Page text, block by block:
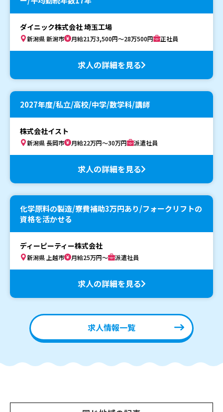
ダイニック株式会社 埼玉工場
新潟県 新潟市 月給21万3,500円～28万500円 正社員
求人の詳細を見る
2027年度/私立/高校/中学/数学科/講師
株式会社イスト
新潟県 長岡市 月給22万円～30万円 派遣社員
求人の詳細を見る
化学原料の製造/寮費補助3万円あり/フォークリフトの
資格を活かせる
ディーピーティー株式会社
新潟県 上越市 月給25万円～ 派遣社員
求人の詳細を見る
求人情報一覧